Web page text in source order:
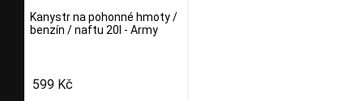
Kanystr na pohonné hmoty /
benzín / naftu 20l - Army
599 Kč